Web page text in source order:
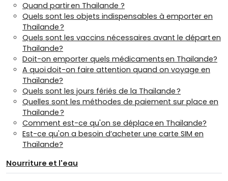
Quand partir en Thailande ?
Quels sont les objets indispensables à emporter en
Thailande ?
Quels sont les vaccins nécessaires avant le départ en
Thailande?
Doit-on emporter quels médicaments en Thailande?
A quoi doit-on faire attention quand on voyage en
Thaïlande?
Quels sont les jours fériés de la Thaïlande ?
Quelles sont les méthodes de paiement sur place en
Thailande ?
Comment est-ce qu'on se déplace en Thaïlande?
Est-ce qu'on a besoin d’acheter une carte SIM en
Thaïlande?
Nourriture et l'eau